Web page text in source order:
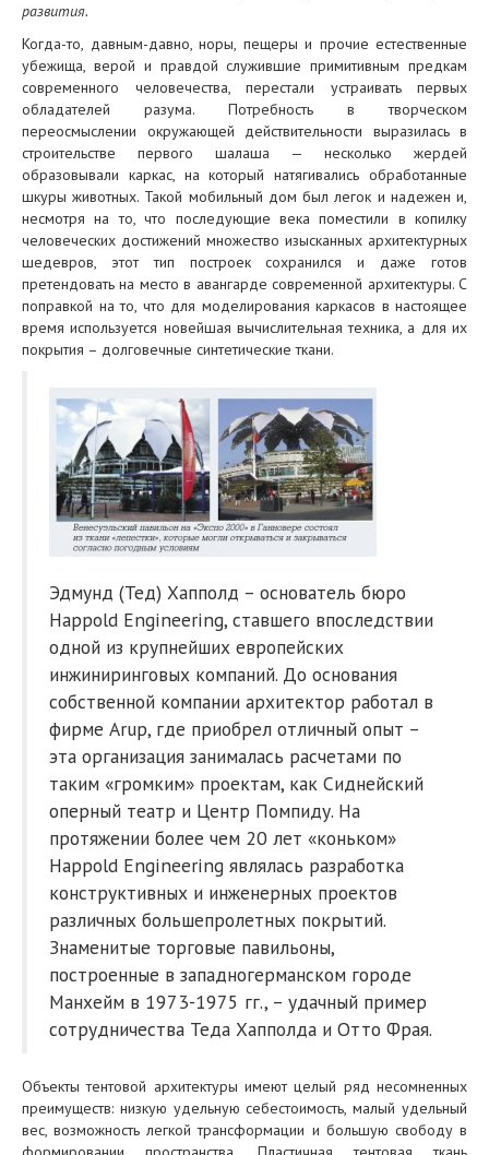
развития.
Когда-то, давным-давно, норы, пещеры и прочие естественные
убежища, верой и правдой служившие примитивным предкам
современного человечества, перестали устраивать первых
обладателей разума. Потребность в творческом
переосмыслении окружающей действительности выразилась в
строительстве первого шалаша — несколько жердей
образовывали каркас, на который натягивались обработанные
шкуры животных. Такой мобильный дом был легок и надежен и,
несмотря на то, что последующие века поместили в копилку
человеческих достижений множество изысканных архитектурных
шедевров, этот тип построек сохранился и даже готов
претендовать на место в авангарде современной архитектуры. С
поправкой на то, что для моделирования каркасов в настоящее
время используется новейшая вычислительная техника, а для их
покрытия – долговечные синтетические ткани.
Эдмунд (Тед) Хапполд – основатель бюро
Happold Engineering, ставшего впоследствии
одной из крупнейших европейских
инжиниринговых компаний. До основания
собственной компании архитектор работал в
фирме Arup, где приобрел отличный опыт –
эта организация занималась расчетами по
таким «громким» проектам, как Сиднейский
оперный театр и Центр Помпиду. На
протяжении более чем 20 лет «коньком»
Happold Engineering являлась разработка
конструктивных и инженерных проектов
различных большепролетных покрытий.
Знаменитые торговые павильоны,
построенные в западногерманском городе
Манхейм в 1973-1975 гг., – удачный пример
сотрудничества Теда Хапполда и Отто Фрая.
Объекты тентовой архитектуры имеют целый ряд несомненных
преимуществ: низкую удельную себестоимость, малый удельный
вес, возможность легкой трансформации и большую свободу в